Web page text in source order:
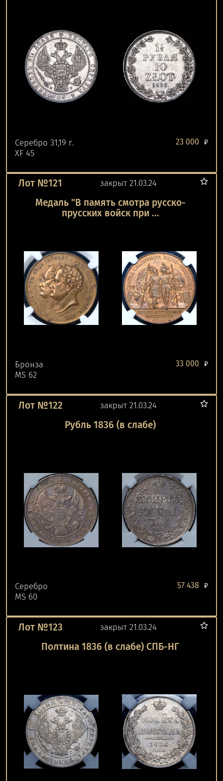
Серебро 31,19 г.
XF 45
23 000 ₽
Лот №121 закрыт 21.03.24
Медаль "В память смотра русско-
прусских войск при ...
Бронза
MS 62
33 000 ₽
Лот №122 закрыт 21.03.24
Рубль 1836 (в слабе)
Серебро
MS 60
57 438 ₽
Лот №123 закрыт 21.03.24
Полтина 1836 (в слабе) СПБ-НГ